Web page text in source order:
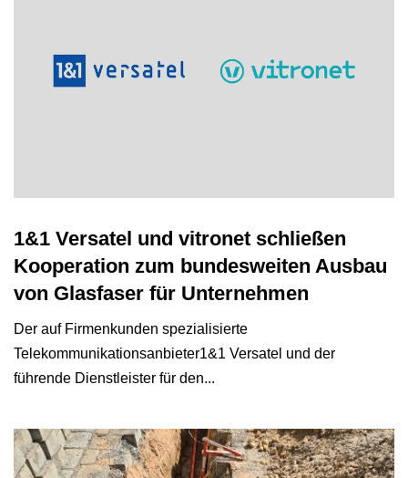
1&1 Versatel und vitronet schließen
Kooperation zum bundesweiten Ausbau
von Glasfaser für Unternehmen
Der auf Firmenkunden spezialisierte
Telekommunikationsanbieter1&1 Versatel und der
führende Dienstleister für den...